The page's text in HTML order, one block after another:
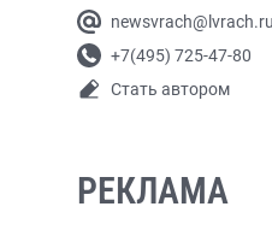
newsvrach@lvrach.ru
+7(495) 725-47-80
Стать автором
РЕКЛАМА